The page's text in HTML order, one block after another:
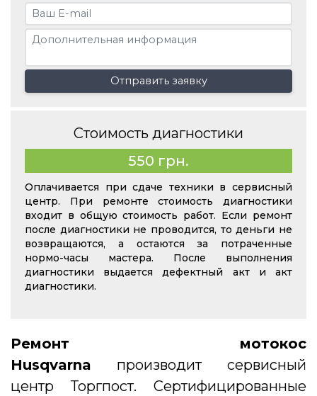
Ремонт мотокос
Husqvarna производит сервисный
центр Торгпост. Сертифицированные
Отправить заявку
Стоимость диагностики
550 грн.
Оплачивается при сдаче техники в сервисный
центр. При ремонте стоимость диагностики
входит в общую стоимость работ. Если ремонт
после диагностики не проводится, то деньги не
возвращаются, а остаются за потраченные
нормо-часы мастера. После выполнения
диагностики выдается дефектный акт и акт
диагностики.